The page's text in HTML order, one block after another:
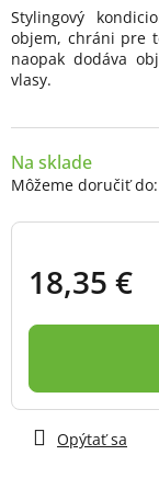
Na sklade
Môžeme doručiť do:
18,35 €
cena:
Stylingový
objem, chráni pre
naopak dodáva
vlasy.
Opýtať sa
5
hviezdičiek.